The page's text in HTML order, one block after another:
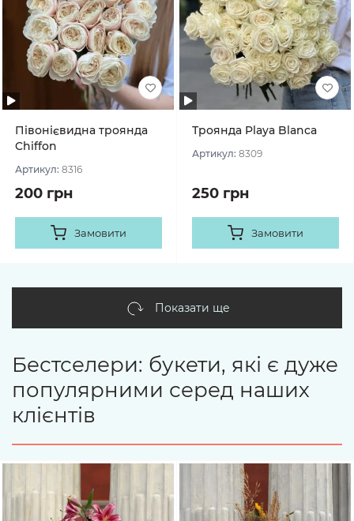
Півонієвидна троянда
Chiffon
Артикул: 8316
200 грн
Замовити
Троянда Playa Blanca
Артикул: 8309
250 грн
Замовити
Показати ще
Бестселери: букети, які є дуже
популярними серед наших
клієнтів